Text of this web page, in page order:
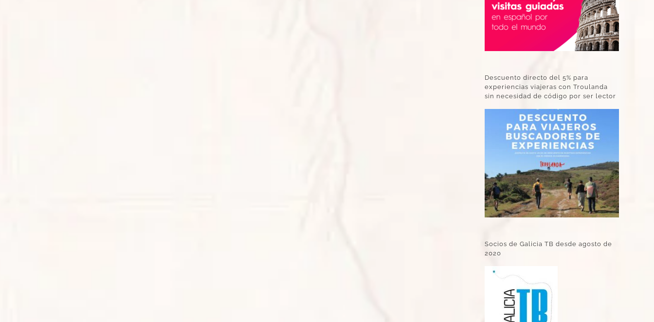
Descuento directo del 5% para
experiencias viajeras con Troulanda
sin necesidad de código por ser lector
Socios de Galicia TB desde agosto de
2020